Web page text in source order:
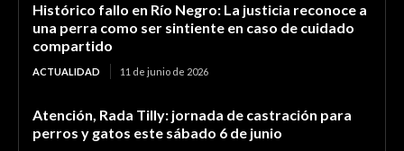
Histórico fallo en Río Negro: La justicia reconoce a
una perra como ser sintiente en caso de cuidado
compartido
ACTUALIDAD 11 de junio de 2026
Atención, Rada Tilly: jornada de castración para
perros y gatos este sábado 6 de junio